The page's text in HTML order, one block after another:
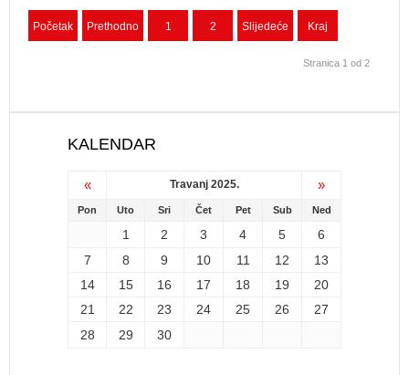
Početak Prethodno 1 2 Slijedeće Kraj
Stranica 1 od 2
KALENDAR
« Travanj 2025. »
Pon Uto Sri Čet Pet Sub Ned
1 2 3 4 5
6
7
8 9 10 11 12
13
14
15 16 17 18 19
20
21
22 23 24 25 26
27
28
29 30